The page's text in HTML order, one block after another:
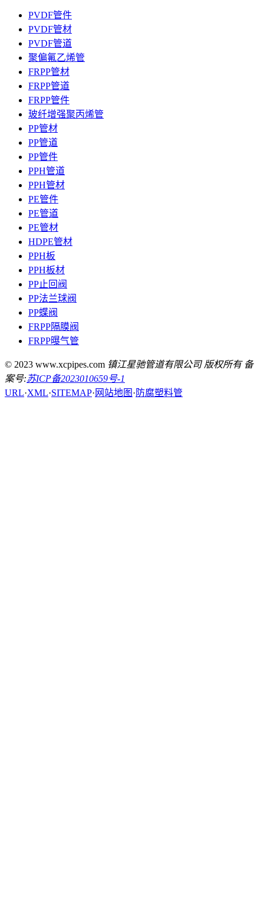
PVDF管件
PVDF管材
PVDF管道
聚偏氟乙烯管
FRPP管材
FRPP管道
FRPP管件
玻纤增强聚丙烯管
PP管材
PP管道
PP管件
PPH管道
PPH管材
PE管件
PE管道
PE管材
HDPE管材
PPH板
PPH板材
PP止回阀
PP法兰球阀
PP蝶阀
FRPP隔膜阀
FRPP曝气管
© 2023 www.xcpipes.com 镇江星驰管道有限公司 版权所有 备
案号:苏ICP备2023010659号-1
URL·XML·SITEMAP· 网站地图 · 防腐塑料管